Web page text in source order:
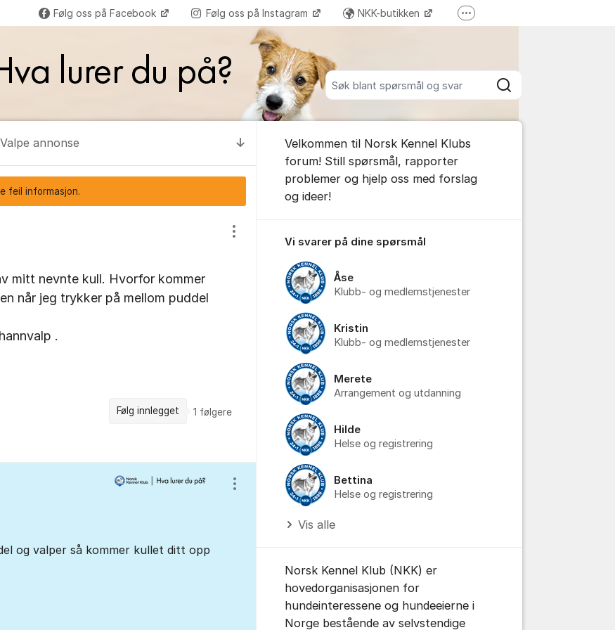
Søk blant alle innlegg
Søk
Følg oss på Facebook Følg oss på Instagram NKK-butikken Flere supportlenker
Til seneste kommentar
Valpe annonse
feil informasjon.
Vis/skjul innstillinger for innlegg/kommentarer
mitt nevnte kull. Hvorfor kommer
når jeg trykker på mellom puddel
.
Følg innlegget 1 følgere
og valper så kommer kullet ditt opp
Vis/skjul innstillinger for innlegg/kommentarer
Velkommen til Norsk Kennel Klubs
forum! Still spørsmål, rapporter
problemer og hjelp oss med forslag
og ideer!
Vi svarer på dine spørsmål
Åse
Klubb- og medlemstjenester
Kristin
Klubb- og medlemstjenester
Merete
Arrangement og utdanning
Hilde
Helse og registrering
Bettina
Helse og registrering
Vis alle
Norsk Kennel Klub (NKK) er
hovedorganisasjonen for
hundeinteressene og hundeeierne i
Norge bestående av selvstendige